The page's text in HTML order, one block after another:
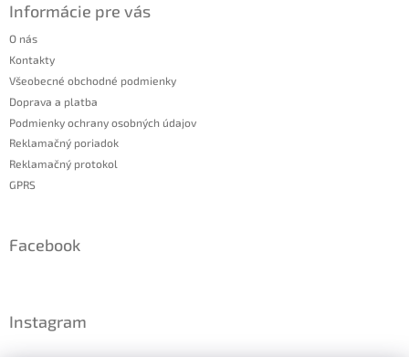
Informácie pre vás
O nás
Kontakty
Všeobecné obchodné podmienky
Doprava a platba
Podmienky ochrany osobných údajov
Reklamačný poriadok
Reklamačný protokol
GPRS
Facebook
Instagram